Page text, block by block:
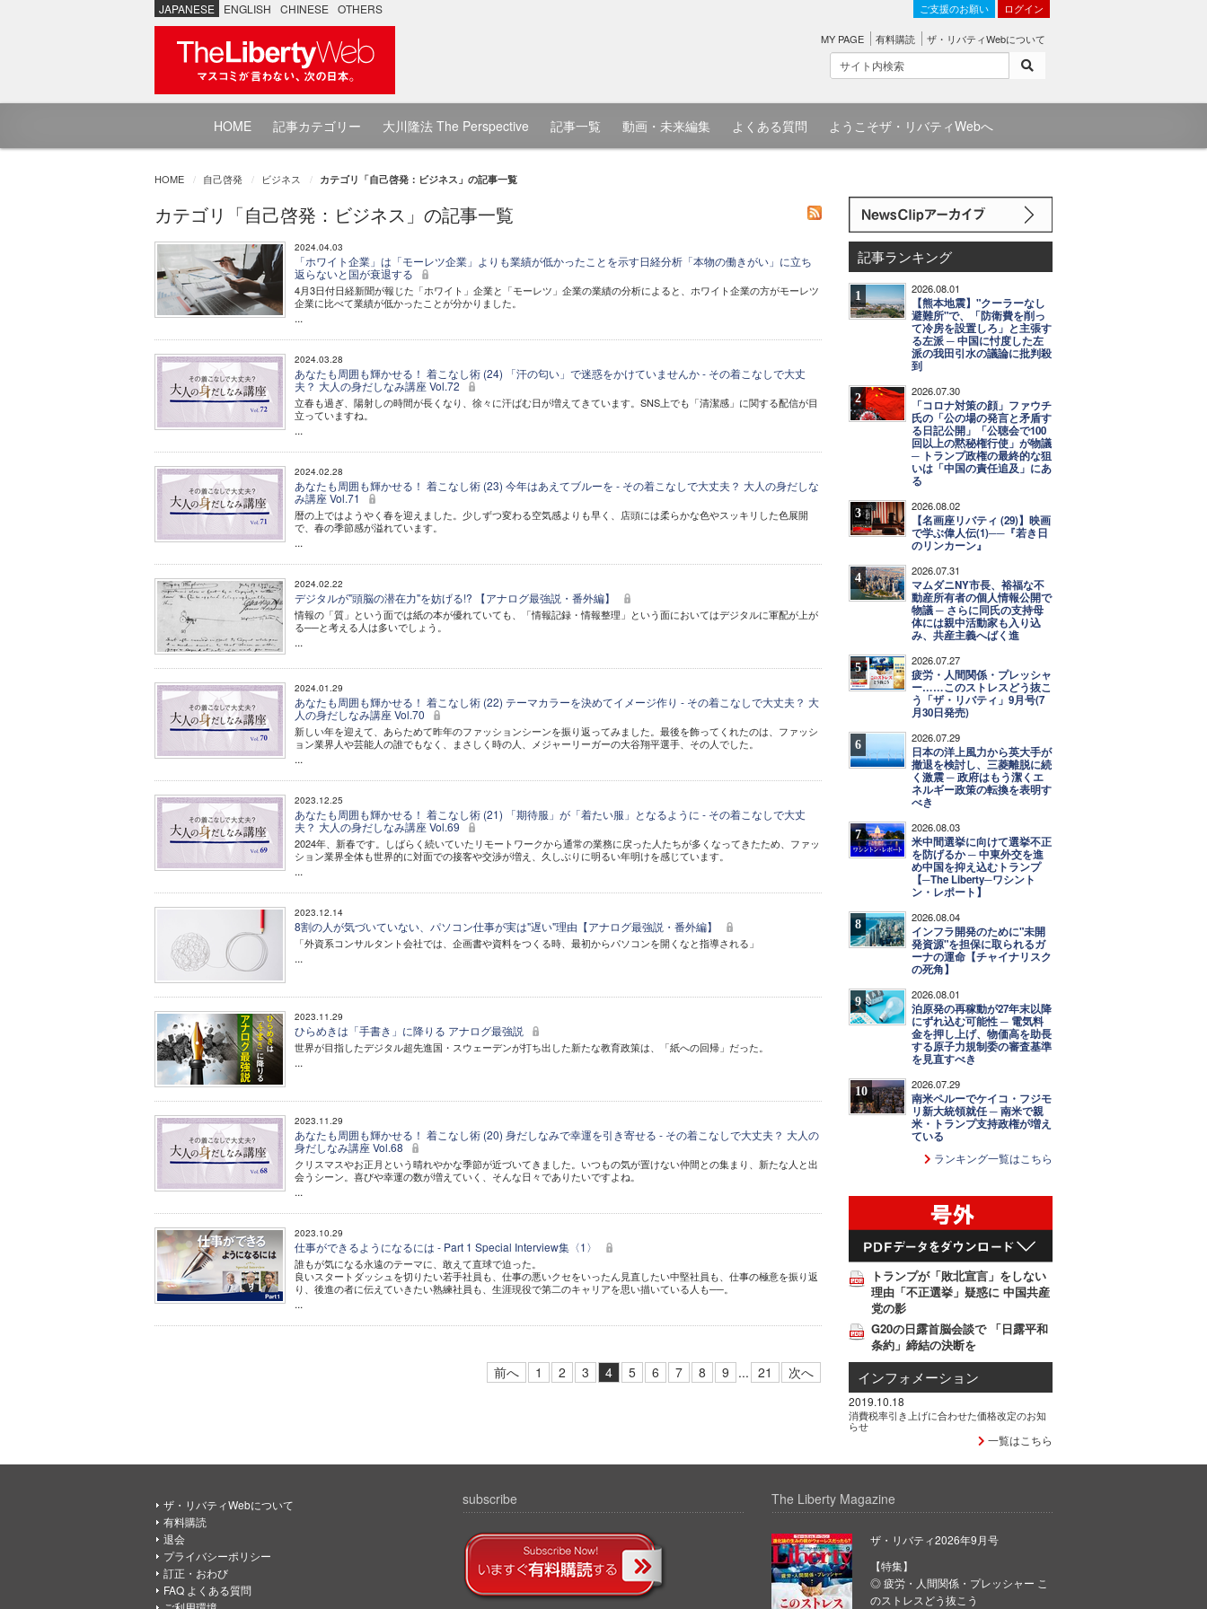
JAPANESE ENGLISH CHINESE OTHERS ご支援のお願い ログイン
MY PAGE 有料購読 ザ・リバティWebについて
HOME 記事カテゴリー 大川隆法 The Perspective 記事一覧 動画・未来編集 よくある質問 ようこそザ・リバティWebへ
HOME 自己啓発 ビジネス カテゴリ「自己啓発：ビジネス」の記事一覧
カテゴリ「自己啓発：ビジネス」の記事一覧
2024.04.03
「ホワイト企業」は「モーレツ企業」よりも業績が低かったことを示す日経分析「本物の働きがい」に立ち
返らないと国が衰退する
4月3日付日経新聞が報じた「ホワイト」企業と「モーレツ」企業の業績の分析によると、ホワイト企業の方がモーレツ
企業に比べて業績が低かったことが分かりました。
...
2024.03.28
あなたも周囲も輝かせる！ 着こなし術 (24) 「汗の匂い」で迷惑をかけていませんか - その着こなしで大丈
夫？ 大人の身だしなみ講座 Vol.72
立春も過ぎ、陽射しの時間が長くなり、徐々に汗ばむ日が増えてきています。SNS上でも「清潔感」に関する配信が目
立っていますね。
...
2024.02.28
あなたも周囲も輝かせる！ 着こなし術 (23) 今年はあえてブルーを - その着こなしで大丈夫？ 大人の身だしな
み講座 Vol.71
暦の上ではようやく春を迎えました。少しずつ変わる空気感よりも早く、店頭には柔らかな色やスッキリした色展開
で、春の季節感が溢れています。
...
2024.02.22
デジタルが"頭脳の潜在力"を妨げる!? 【アナログ最強説・番外編】
情報の「質」という面では紙の本が優れていても、「情報記録・情報整理」という面においてはデジタルに軍配が上が
る──と考える人は多いでしょう。
...
2024.01.29
あなたも周囲も輝かせる！ 着こなし術 (22) テーマカラーを決めてイメージ作り - その着こなしで大丈夫？ 大
人の身だしなみ講座 Vol.70
新しい年を迎えて、あらためて昨年のファッションシーンを振り返ってみました。最後を飾ってくれたのは、ファッシ
ョン業界人や芸能人の誰でもなく、まさしく時の人、メジャーリーガーの大谷翔平選手、その人でした。
...
2023.12.25
あなたも周囲も輝かせる！ 着こなし術 (21) 「期待服」が「着たい服」となるように - その着こなしで大丈
夫？ 大人の身だしなみ講座 Vol.69
2024年、新春です。しばらく続いていたリモートワークから通常の業務に戻った人たちが多くなってきたため、ファッ
ション業界全体も世界的に対面での接客や交渉が増え、久しぶりに明るい年明けを感じています。
...
2023.12.14
8割の人が気づいていない、パソコン仕事が実は"遅い"理由【アナログ最強説・番外編】
「外資系コンサルタント会社では、企画書や資料をつくる時、最初からパソコンを開くなと指導される」
...
2023.11.29
ひらめきは「手書き」に降りる アナログ最強説
世界が目指したデジタル超先進国・スウェーデンが打ち出した新たな教育政策は、「紙への回帰」だった。
...
2023.11.29
あなたも周囲も輝かせる！ 着こなし術 (20) 身だしなみで幸運を引き寄せる - その着こなしで大丈夫？ 大人の
身だしなみ講座 Vol.68
クリスマスやお正月という晴れやかな季節が近づいてきました。いつもの気が置けない仲間との集まり、新たな人と出
会うシーン。喜びや幸運の数が増えていく、そんな日々でありたいですよね。
...
2023.10.29
仕事ができるようになるには - Part 1 Special Interview集〈1〉
誰もが気になる永遠のテーマに、敢えて直球で迫った。
良いスタートダッシュを切りたい若手社員も、仕事の悪いクセをいったん見直したい中堅社員も、仕事の極意を振り返
り、後進の者に伝えていきたい熟練社員も、生涯現役で第二のキャリアを思い描いている人も──。
...
前へ 1 2 3 4 5 6 7 8 9 ... 21 次へ
記事ランキング
1 2026.08.01
【熊本地震】"クーラーなし
避難所"で、「防衛費を削っ
て冷房を設置しろ」と主張す
る左派 ─ 中国に忖度した左
派の我田引水の議論に批判殺
到
2 2026.07.30
「コロナ対策の顔」ファウチ
氏の「公の場の発言と矛盾す
る日記公開」「公聴会で100
回以上の黙秘権行使」が物議
─ トランプ政権の最終的な狙
いは「中国の責任追及」にあ
る
3 2026.08.02
【名画座リバティ (29)】映画
で学ぶ偉人伝(1)──『若き日
のリンカーン』
4 2026.07.31
マムダニNY市長、裕福な不
動産所有者の個人情報公開で
物議 ─ さらに同氏の支持母
体には親中活動家も入り込
み、共産主義へばく進
5 2026.07.27
疲労・人間関係・プレッシャ
ー……このストレスどう抜こ
う「ザ・リバティ」9月号(7
月30日発売)
6 2026.07.29
日本の洋上風力から英大手が
撤退を検討し、三菱離脱に続
く激震 ─ 政府はもう潔くエ
ネルギー政策の転換を表明す
べき
7 2026.08.03
米中間選挙に向けて選挙不正
を防げるか ─ 中東外交を進
め中国を抑え込むトランプ
【─The Liberty─ワシント
ン・レポート】
8 2026.08.04
インフラ開発のために"未開
発資源"を担保に取られるガ
ーナの運命【チャイナリスク
の死角】
9 2026.08.01
泊原発の再稼動が27年末以降
にずれ込む可能性 ─ 電気料
金を押し上げ、物価高を助長
する原子力規制委の審査基準
を見直すべき
10 2026.07.29
南米ペルーでケイコ・フジモ
リ新大統領就任 ─ 南米で親
米・トランプ支持政権が増え
ている
ランキング一覧はこちら
トランプが「敗北宣言」をしない
理由「不正選挙」疑惑に 中国共産
党の影
G20の日露首脳会談で 「日露平和
条約」締結の決断を
インフォメーション
2019.10.18
消費税率引き上げに合わせた価格改定のお知
らせ
一覧はこちら
ザ・リバティWebについて
有料購読
退会
プライバシーポリシー
訂正・おわび
FAQ よくある質問
subscribe The Liberty Magazine
ザ・リバティ2026年9月号
【特集】
◎ 疲労・人間関係・プレッシャー こ
のストレスどう抜こう